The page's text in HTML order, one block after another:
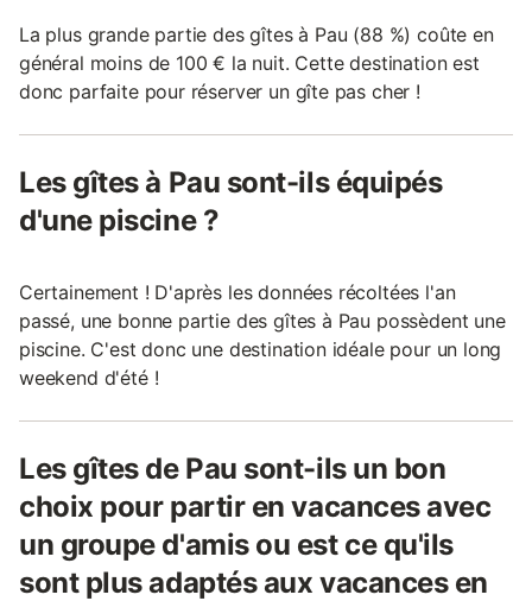
La plus grande partie des gîtes à Pau (88 %) coûte en
général moins de 100 € la nuit. Cette destination est
donc parfaite pour réserver un gîte pas cher !
Les gîtes à Pau sont-ils équipés
d'une piscine ?
Certainement ! D'après les données récoltées l'an
passé, une bonne partie des gîtes à Pau possèdent une
piscine. C'est donc une destination idéale pour un long
weekend d'été !
Les gîtes de Pau sont-ils un bon
choix pour partir en vacances avec
un groupe d'amis ou est ce qu'ils
sont plus adaptés aux vacances en